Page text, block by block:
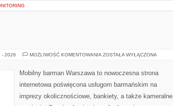
- 2026 MOŻLIWOŚĆ KOMENTOWANIA ŚWIAT
ZOSTAŁA WYŁĄCZONA
Mobilny barman Warszawa to nowoczesna strona
internetowa poświęcona usługom barmańskim na
imprezy okolicznościowe, bankiety, a także kameralne